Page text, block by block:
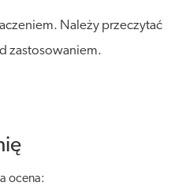
Należy przeczytać
zastosowaniem.
ocena: